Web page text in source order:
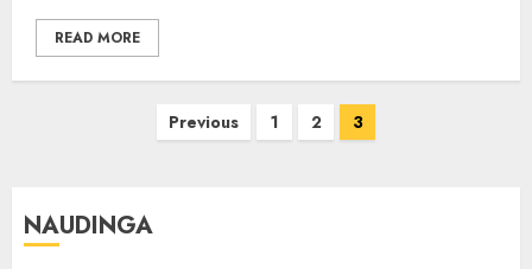
READ MORE
Previous 1 2 3
NAUDINGA